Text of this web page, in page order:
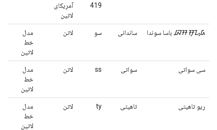
419
آمریکای
لاتین
ᮘᮞ ᮞᮥᮔ᮪ᮓ، باسا سوندا ساندانی سو لاتن
مدل
خط
لاتین
سی سواتی سواتی ss لاتن
مدل
خط
لاتین
ریو تاهیتی تاهیتی ty لاتن
مدل
خط
لاتین